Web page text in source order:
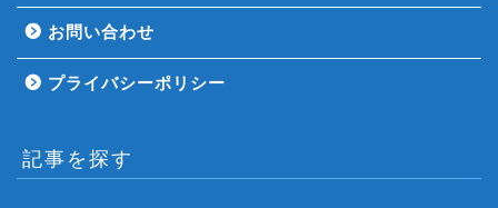
お問い合わせ
プライバシーポリシー
記事を探す